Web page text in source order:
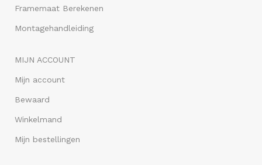
Framemaat Berekenen
Montagehandleiding
MIJN ACCOUNT
Mijn account
Bewaard
Winkelmand
Mijn bestellingen